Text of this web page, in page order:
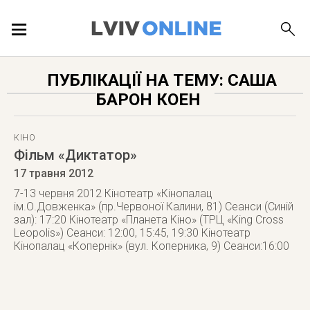
ПУБЛІКАЦІЇ
ДОВІДКА
ПУБЛІКАЦІЇ НА ТЕМУ: САША
БАРОН КОЕН
КІНО
Фільм «Диктатор»
17 травня 2012
7-13 червня 2012 Кінотеатр «Кінопалац
ім.О.Довженка» (пр.Червоної Калини, 81) Сеанси (Синій
зал): 17:20 Кінотеатр «Планета Кіно» (ТРЦ «King Cross
Leopolis») Сеанси: 12:00, 15:45, 19:30 Кінотеатр
Кінопалац «Копернік» (вул. Коперника, 9) Сеанси:16:00